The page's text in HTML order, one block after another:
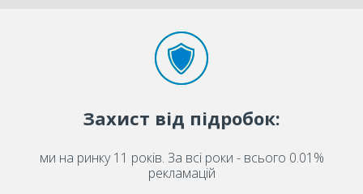
Захист від підробок:
ми на ринку 11 років. За всі роки - всього 0.01%
рекламацій